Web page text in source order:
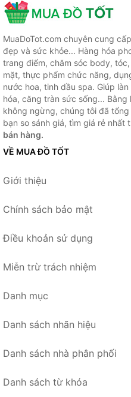
MuaDoTot.com chuyên cung
đẹp và sức khỏe... Hàng hóa
trang điểm, chăm sóc body,
mặt, thực phẩm chức năng,
nước hoa, tinh dầu spa. Giúp
hóa, căng tràn sức sống...
không ngừng, chúng tôi đã
bạn so sánh giá, tìm giá rẻ nhất
bán hàng.
VỀ MUA ĐỒ TỐT
Giới thiệu
Chính sách bảo mật
Điều khoản sử dụng
Miễn trừ trách nhiệm
Danh mục
Danh sách nhãn hiệu
Danh sách nhà phân phối
Danh sách từ khóa